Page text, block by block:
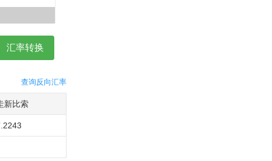
查询反向汇率
新比索